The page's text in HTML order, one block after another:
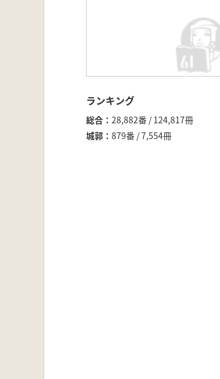
ランキング
総合
28,882番 / 124,817冊
城郭
879番 / 7,554冊